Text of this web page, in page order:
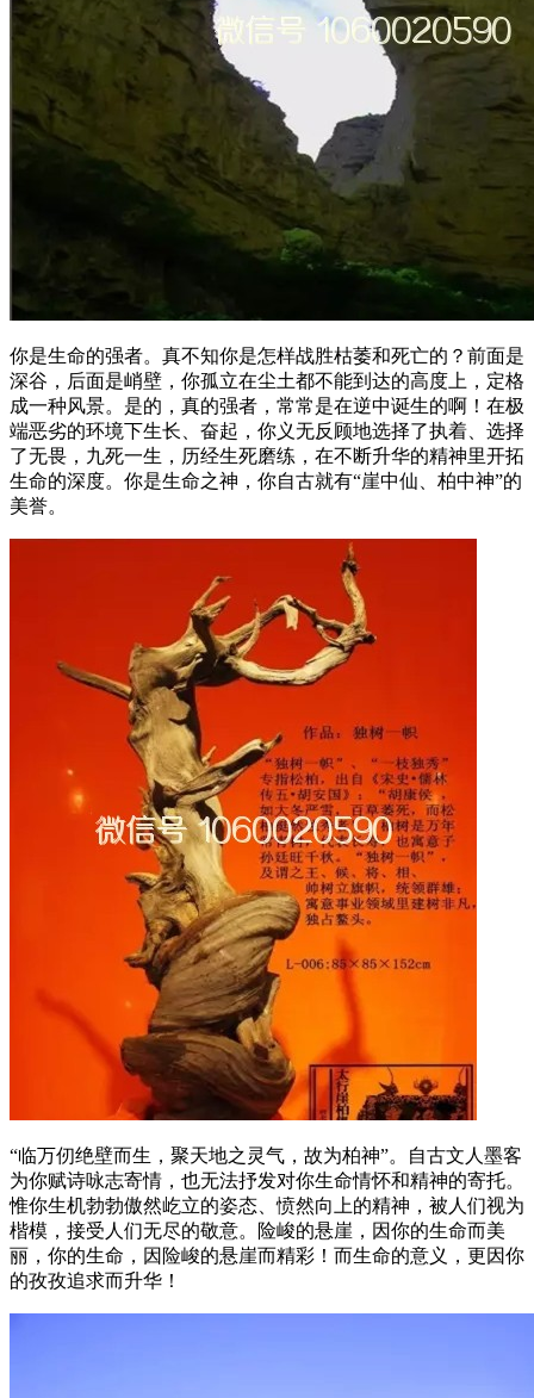
你是生命的强者。真不知你是怎样战胜枯萎和死亡的？前面是
深谷，后面是峭壁，你孤立在尘土都不能到达的高度上，定格
成一种风景。是的，真的强者，常常是在逆中诞生的啊！在极
端恶劣的环境下生长、奋起，你义无反顾地选择了执着、选择
了无畏，九死一生，历经生死磨练，在不断升华的精神里开拓
生命的深度。你是生命之神，你自古就有“崖中仙、柏中神”的
美誉。
“临万仞绝壁而生，聚天地之灵气，故为柏神”。自古文人墨客
为你赋诗咏志寄情，也无法抒发对你生命情怀和精神的寄托。
惟你生机勃勃傲然屹立的姿态、愤然向上的精神，被人们视为
楷模，接受人们无尽的敬意。险峻的悬崖，因你的生命而美
丽，你的生命，因险峻的悬崖而精彩！而生命的意义，更因你
的孜孜追求而升华！